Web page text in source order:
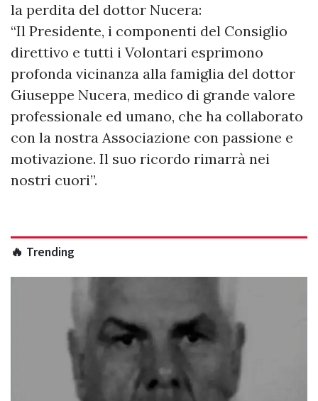
la perdita del dottor Nucera:
“Il Presidente, i componenti del Consiglio
direttivo e tutti i Volontari esprimono
profonda vicinanza alla famiglia del dottor
Giuseppe Nucera, medico di grande valore
professionale ed umano, che ha collaborato
con la nostra Associazione con passione e
motivazione. Il suo ricordo rimarrà nei
nostri cuori”.
🔥 Trending